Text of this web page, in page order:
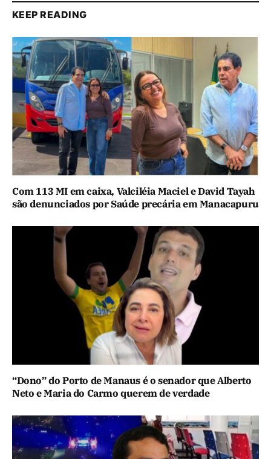
KEEP READING
Com 113 MI em caixa, Valciléia Maciel e David Tayah
são denunciados por Saúde precária em Manacapuru
“Dono” do Porto de Manaus é o senador que Alberto
Neto e Maria do Carmo querem de verdade